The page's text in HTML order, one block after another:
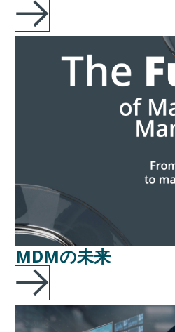
MDMの未来